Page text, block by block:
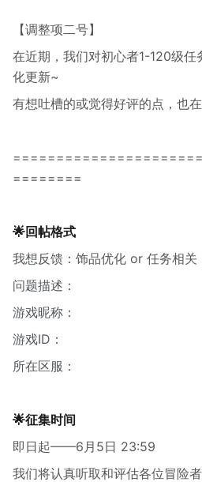
【调整项二号】
在近期，我们对初心者1-120级
化更新~
有想吐槽的或觉得好评的点，也
========
🌟回帖格式
我想反馈：饰品优化 or 任务相关
问题描述：
游戏昵称：
游戏ID：
所在区服：
🌟征集时间
即日起——6月5日 23:59
我们将认真听取和评估各位冒险